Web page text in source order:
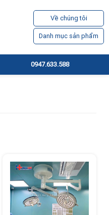
Về chúng tôi
Danh mục sản phẩm
0947.633.588